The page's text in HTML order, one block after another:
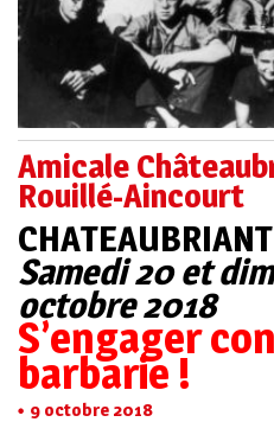
Amicale
Rouillé-Aincourt
CHATEAUBRIANT
Samedi 20 et
octobre 2018
S’engager
barbarie !
9 octobre 2018